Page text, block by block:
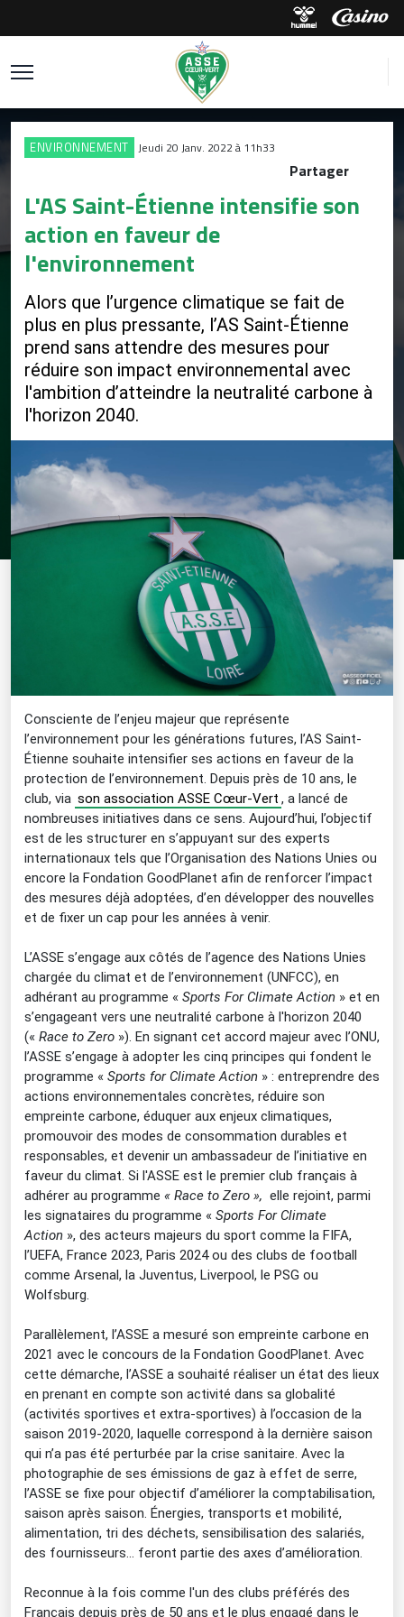
ENVIRONNEMENT Jeudi 20 Janv. 2022 à 11h33
Partager
L'AS Saint-Étienne intensifie son
action en faveur de
l'environnement
Alors que l’urgence climatique se fait de
plus en plus pressante, l’AS Saint-Étienne
prend sans attendre des mesures pour
réduire son impact environnemental avec
l'ambition d’atteindre la neutralité carbone à
l'horizon 2040.
Consciente de l’enjeu majeur que représente
l’environnement pour les générations futures, l’AS Saint-
Étienne souhaite intensifier ses actions en faveur de la
protection de l’environnement. Depuis près de 10 ans, le
club, via son association ASSE Cœur-Vert , a lancé de
nombreuses initiatives dans ce sens. Aujourd’hui, l’objectif
est de les structurer en s’appuyant sur des experts
internationaux tels que l’Organisation des Nations Unies ou
encore la Fondation GoodPlanet afin de renforcer l’impact
des mesures déjà adoptées, d’en développer des nouvelles
et de fixer un cap pour les années à venir.
L’ASSE s’engage aux côtés de l’agence des Nations Unies
chargée du climat et de l’environnement (UNFCC), en
adhérant au programme « Sports For Climate Action » et en
s’engageant vers une neutralité carbone à l'horizon 2040
(« Race to Zero »). En signant cet accord majeur avec l’ONU,
l’ASSE s’engage à adopter les cinq principes qui fondent le
programme « Sports for Climate Action » : entreprendre des
actions environnementales concrètes, réduire son
empreinte carbone, éduquer aux enjeux climatiques,
promouvoir des modes de consommation durables et
responsables, et devenir un ambassadeur de l’initiative en
faveur du climat. Si l'ASSE est le premier club français à
adhérer au programme « Race to Zero », elle rejoint, parmi
les signataires du programme « Sports For Climate
Action », des acteurs majeurs du sport comme la FIFA,
l’UEFA, France 2023, Paris 2024 ou des clubs de football
comme Arsenal, la Juventus, Liverpool, le PSG ou
Wolfsburg.
Parallèlement, l’ASSE a mesuré son empreinte carbone en
2021 avec le concours de la Fondation GoodPlanet. Avec
cette démarche, l’ASSE a souhaité réaliser un état des lieux
en prenant en compte son activité dans sa globalité
(activités sportives et extra-sportives) à l’occasion de la
saison 2019-2020, laquelle correspond à la dernière saison
qui n’a pas été perturbée par la crise sanitaire. Avec la
photographie de ses émissions de gaz à effet de serre,
l’ASSE se fixe pour objectif d’améliorer la comptabilisation,
saison après saison. Énergies, transports et mobilité,
alimentation, tri des déchets, sensibilisation des salariés,
des fournisseurs… feront partie des axes d’amélioration.
Reconnue à la fois comme l'un des clubs préférés des
Français depuis près de 50 ans et le plus engagé dans le